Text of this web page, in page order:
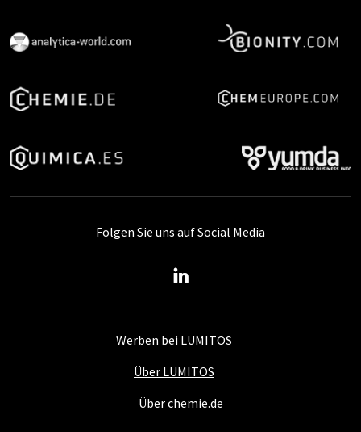
Werben bei LUMITOS
Über LUMITOS
Über chemie.de
Folgen Sie uns auf Social Media